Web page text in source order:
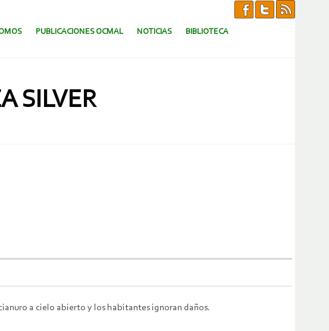
PUBLICACIONES OCMAL NOTICIAS BIBLIOTECA
SILVER
a cielo abierto y los habitantes ignoran daños.